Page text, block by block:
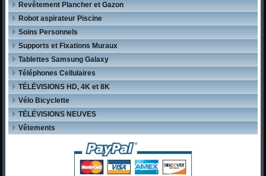
Revêtement Plancher et Gazon
Robot aspirateur Piscine
Soins Personnels
Supports et Fixations Muraux
Tablettes Samsung Galaxy
Téléphones Cellulaires
TÉLÉVISIONS HD, 4K et 8K
Vélo Bicyclette
TÉLÉVISIONS NEUVES
Vêtements